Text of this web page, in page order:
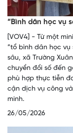
“Bình dân học vụ
[VOV4] - Từ một
“tổ bình dân học
sâu, xã Trường
chuyển đổi số đến
phù hợp thực tiễn
cận dịch vụ công
minh.
26/05/2026